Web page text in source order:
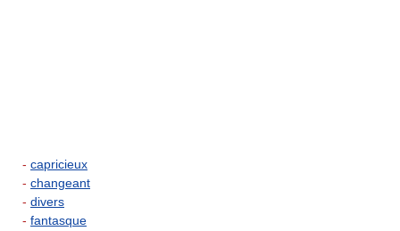
- capricieux
- changeant
- divers
- fantasque